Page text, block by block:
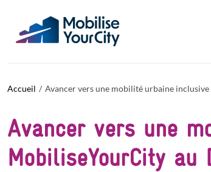
Accueil Avancer vers une mobilité urbaine inclusive
Avancer vers une
MobiliseYourCity